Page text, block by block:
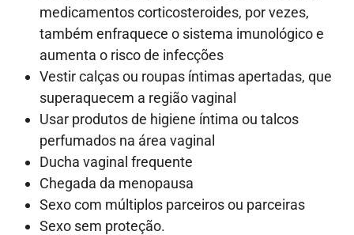
medicamentos corticosteroides, por vezes,
também enfraquece o sistema imunológico e
aumenta o risco de infecções
Vestir calças ou roupas íntimas apertadas, que
superaquecem a região vaginal
Usar produtos de higiene íntima ou talcos
perfumados na área vaginal
Ducha vaginal frequente
Chegada da menopausa
Sexo com múltiplos parceiros ou parceiras
Sexo sem proteção.